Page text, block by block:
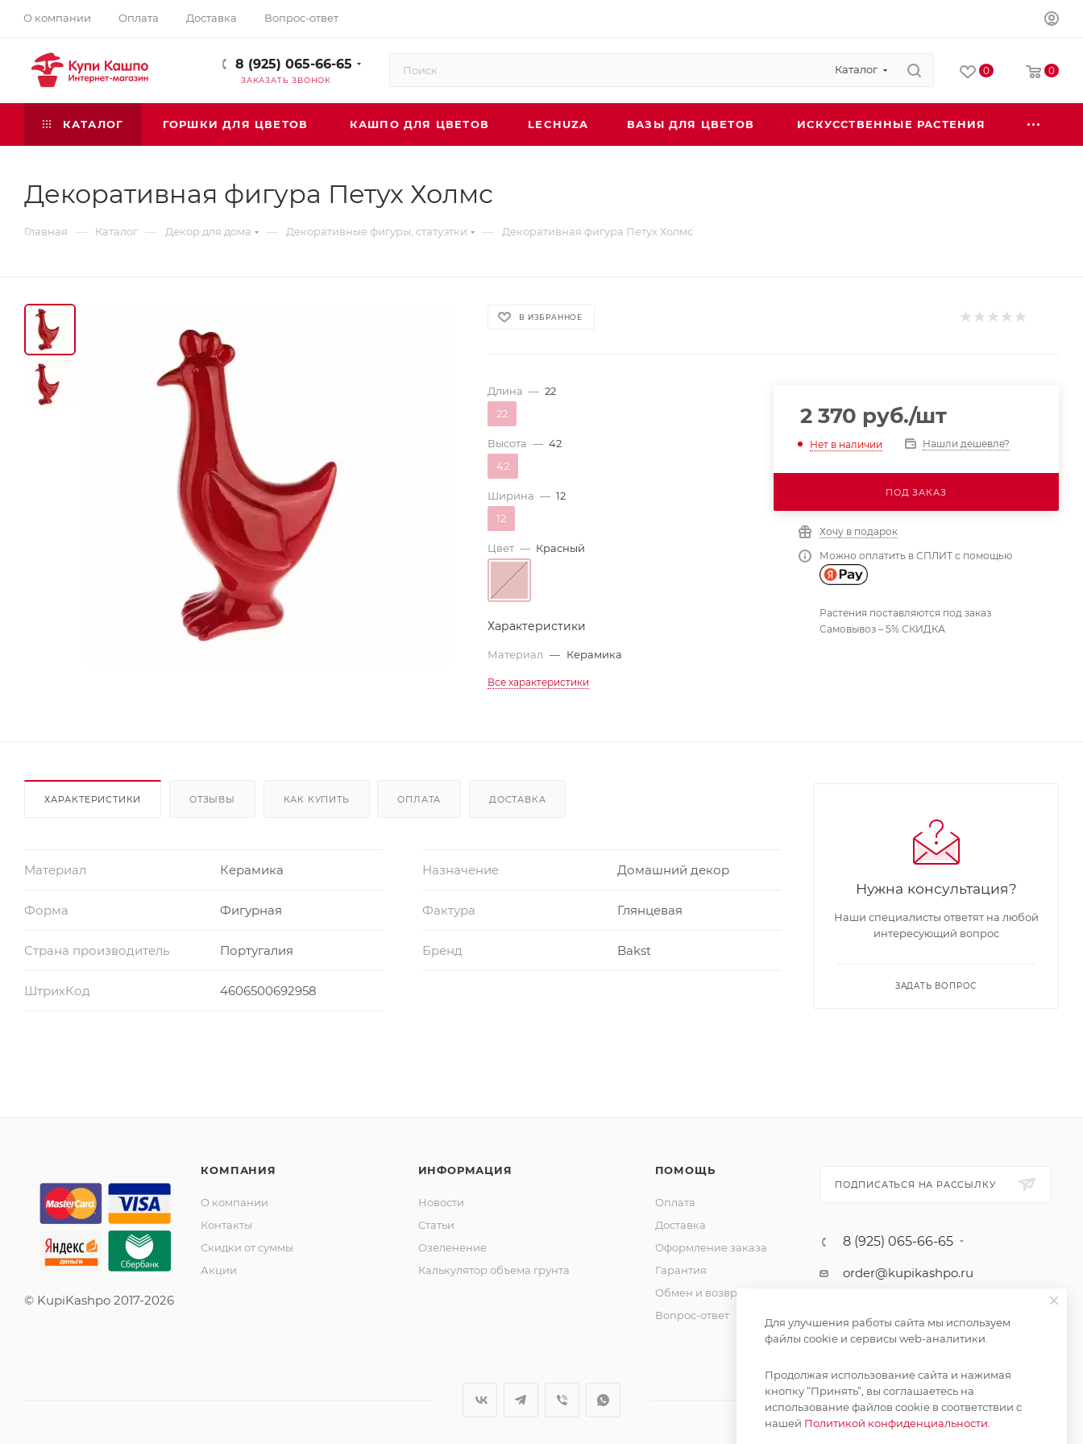
О компании Оплата Доставка Вопрос-ответ
8 (925) 065-66-65
ЗАКАЗАТЬ ЗВОНОК
Каталог 0 0
КАТАЛОГ ГОРШКИ ДЛЯ ЦВЕТОВ КАШПО ДЛЯ ЦВЕТОВ LECHUZA ВАЗЫ ДЛЯ ЦВЕТОВ ИСКУССТВЕННЫЕ РАСТЕНИЯ
Декоративная фигура Петух Холмс
Главная — Каталог — Декор для дома — Декоративные фигуры, статуэтки — Декоративная фигура Петух Холмс
В ИЗБРАННОЕ
Длина — 22
22
Высота — 42
42
Ширина — 12
12
Цвет — Красный
Характеристики
Материал — Керамика
Все характеристики
2 370 руб./шт
Нет в наличии Нашли дешевле?
ПОД ЗАКАЗ
Хочу в подарок
Можно оплатить в СПЛИТ с помощью
Растения поставляются под заказ
Самовывоз – 5% СКИДКА
ХАРАКТЕРИСТИКИ ОТЗЫВЫ КАК КУПИТЬ ОПЛАТА ДОСТАВКА
Материал Керамика Назначение Домашний декор
Форма Фигурная Фактура Глянцевая
Страна производитель Португалия Бренд Bakst
ШтрихКод 4606500692958
Нужна консультация?
Наши специалисты ответят на любой
интересующий вопрос
ЗАДАТЬ ВОПРОС
© KupiKashpo 2017-2026
КОМПАНИЯ
О компании
Контакты
Скидки от суммы
Акции
ИНФОРМАЦИЯ
Новости
Статьи
Озеленение
Калькулятор объема грунта
ПОМОЩЬ
Оплата
Доставка
Оформление заказа
Гарантия
Обмен и возврат
Вопрос-ответ
ПОДПИСАТЬСЯ НА РАССЫЛКУ
8 (925) 065-66-65
order@kupikashpo.ru
Для улучшения работы сайта мы используем
файлы cookie и сервисы web-аналитики.
Продолжая использование сайта и нажимая
кнопку “Принять”, вы соглашаетесь на
использование файлов cookie в соответствии с
нашей Политикой конфиденциальности.